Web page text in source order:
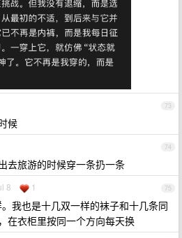
73
候
74
去旅游的时候穿一条扔一条
75
8 1
我也是十几双一样的袜子和十几条同
在衣柜里按同一个方向每天换